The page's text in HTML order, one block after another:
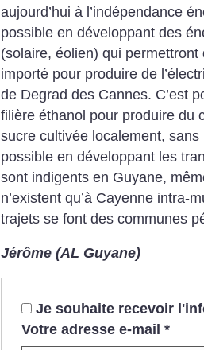
aujourd’hui à l’indépendance
possible en développant des
(solaire, éolien) qui
importé pour produire de
de Degrad des Cannes. C’est
filière éthanol pour produire du
sucre cultivée localement, sans
possible en développant les
sont indigents en Guyane,
n’existent qu’à Cayenne intra-
trajets se font des communes
Jérôme (AL Guyane)
Je souhaite recevoir
Votre adresse e-mail *